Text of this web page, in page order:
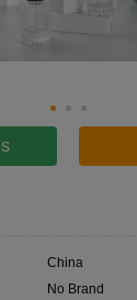
China
No Brand